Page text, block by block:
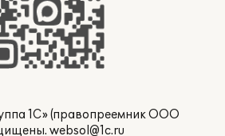
1С» (правопреемник ООО
websol@1c.ru